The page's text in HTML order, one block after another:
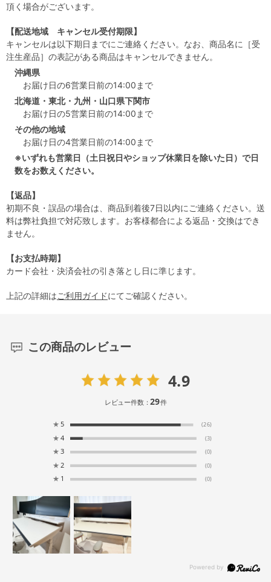
頂く場合がございます。
【配送地域 キャンセル受付期限】
キャンセルは以下期日までにご連絡ください。なお、商品名に［受
注生産品］の表記がある商品はキャンセルできません。
沖縄県
お届け日の6営業日前の14:00まで
北海道・東北・九州・山口県下関市
お届け日の5営業日前の14:00まで
その他の地域
お届け日の4営業日前の14:00まで
※いずれも営業日（土日祝日やショップ休業日を除いた日）で日
数をお数えください。
【返品】
初期不良・誤品の場合は、商品到着後7日以内にご連絡ください。送
料は弊社負担で対応致します。お客様都合による返品・交換はでき
ません。
【お支払時期】
カード会社・決済会社の引き落とし日に準じます。
上記の詳細はご利用ガイドにてご確認ください。
この商品のレビュー
4.9
レビュー件数：29件
★ 5 (26)
★ 4 (3)
★ 3 (0)
★ 2 (0)
★ 1 (0)